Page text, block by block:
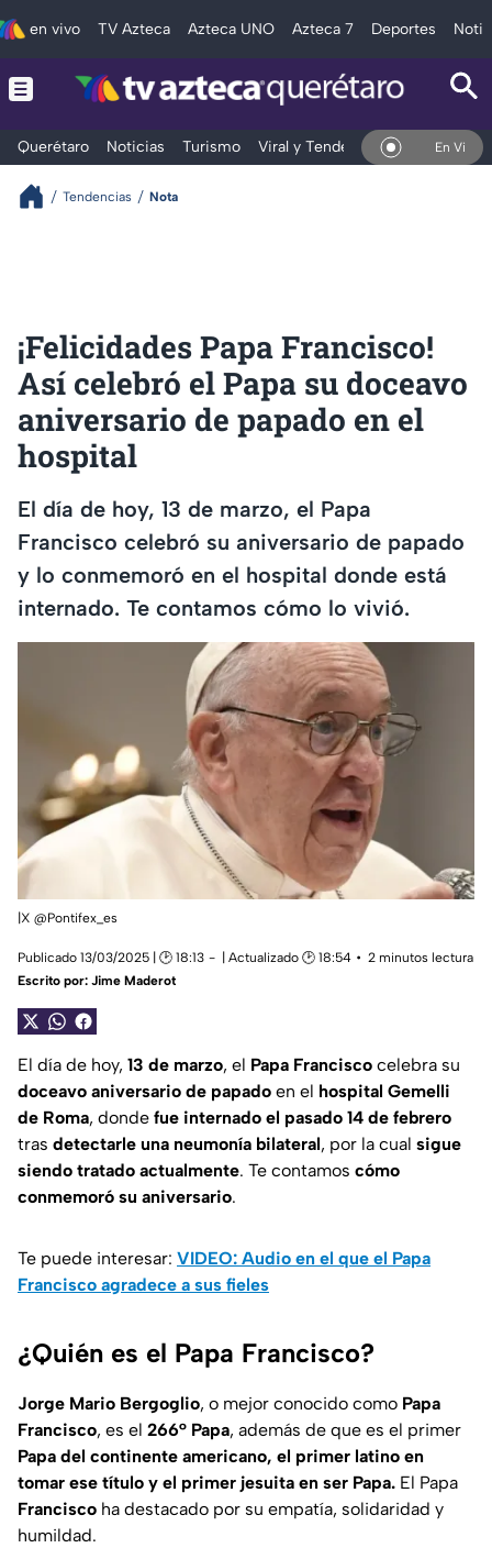
en vivo TV Azteca Azteca UNO Azteca 7 Deportes
Querétaro Noticias Turismo Viral y Tendencia ClimaEn Vivo
Tendencias Nota
¡Felicidades Papa Francisco!
Así celebró el Papa su doceavo
aniversario de papado en el
hospital
El día de hoy, 13 de marzo, el Papa
Francisco celebró su aniversario de papado
y lo conmemoró en el hospital donde está
internado. Te contamos cómo lo vivió.
|X @Pontifex_es
Publicado 13/03/2025 | 🕑 18:13 | Actualizado 🕑 18:54
2 minutos lectura
Escrito por: Jime Maderot
El día de hoy, 13 de marzo, el Papa Francisco celebra su
doceavo aniversario de papado en el hospital Gemelli
de Roma, donde fue internado el pasado 14 de febrero
tras detectarle una neumonía bilateral, por la cual sigue
siendo tratado actualmente. Te contamos cómo
conmemoró su aniversario.
Te puede interesar: VIDEO: Audio en el que el Papa
Francisco agradece a sus fieles
¿Quién es el Papa Francisco?
Jorge Mario Bergoglio, o mejor conocido como Papa
Francisco, es el 266° Papa, además de que es el primer
Papa del continente americano, el primer latino en
tomar ese título y el primer jesuita en ser Papa. El Papa
Francisco ha destacado por su empatía, solidaridad y
humildad.